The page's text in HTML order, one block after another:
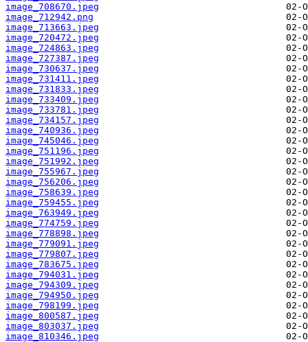
image_708670.jpeg
image_712942.png
image_713663.jpeg
image_720472.jpeg
image_724863.jpeg
image_727387.jpeg
image_730637.jpeg
image_731411.jpeg
image_731833.jpeg
image_733409.jpeg
image_733781.jpeg
image_734157.jpeg
image_740936.jpeg
image_745046.jpeg
image_751196.jpeg
image_751992.jpeg
image_755967.jpeg
image_756206.jpeg
image_758639.jpeg
image_759455.jpeg
image_763949.jpeg
image_774759.jpeg
image_778898.jpeg
image_779091.jpeg
image_779807.jpeg
image_783675.jpeg
image_794031.jpeg
image_794309.jpeg
image_794950.jpeg
image_798199.jpeg
image_800587.jpeg
image_803037.jpeg
image_810346.jpeg